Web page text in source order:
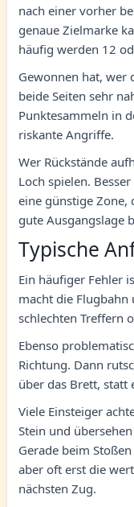
nach einer vorher
genaue Zielmarke
häufig werden 12
Gewonnen hat, wer
beide Seiten sehr
Punktesammeln in
riskante Angriffe.
Wer Rückstände
Loch spielen.
eine günstige Zone,
gute Ausgangslage
Typische
Ein häufiger Fehler
macht die
schlechten Treffern
Ebenso
Richtung. Dann
über das Brett, statt
Viele Einsteiger
Stein und
Gerade beim
aber oft erst die
nächsten Zug.